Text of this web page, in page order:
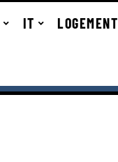
IT LOGEMENT